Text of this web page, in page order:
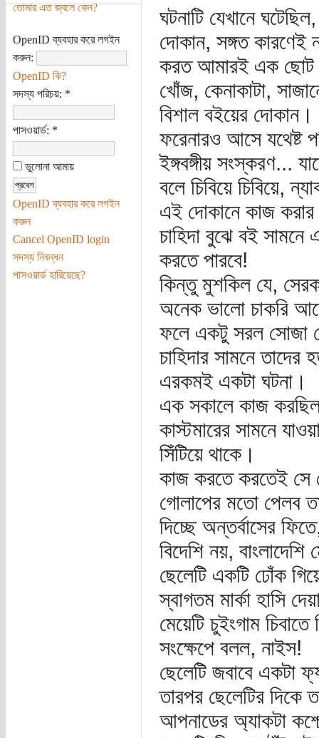
তোমার এত জ্বলে কেন?
OpenID ব্যবহার করে লগইন
করুন:
OpenID কি?
সদস্য পরিচয়: *
পাসওয়ার্ড: *
ভুলোনা আমায়
OpenID ব্যবহার করে লগইন
করুন
Cancel OpenID login
সদস্য নিবন্ধন
পাসওয়ার্ড হারিয়েছে?
ঘটনাটি যেখানে
দোকান, সঙ্গত কারণেই
করত আমারই এক ছোট
খোঁজ, কেনাকাটা,
বিশাল বইয়ের দোকান।
ফরেনারও আসে যথেষ্ট
ইঙ্গবঙ্গীয় সংস্করণ...
বলে চিবিয়ে চিবিয়ে,
এই দোকানে কাজ করার
চাহিদা বুঝে বই
করতে পারবে!
কিন্তু মুশকিল যে,
অনেক ভালো চাকরি
ফলে একটু সরল সোজা
চাহিদার সামনে
এরকমই একটা ঘটনা।
এক সকালে কাজ
কাস্টমারের সামনে
সিঁটিয়ে থাকে।
কাজ করতে করতেই সে
গোলাপের মতো পেলব
দিচ্ছে অন্তর্বাসের
বিদেশি নয়, বাংলাদেশি
ছেলেটি একটি ঢোঁক
স্বাগতম মার্কা হাসি
মেয়েটি চুইংগাম
সংক্ষেপে বলল, নাইস!
ছেলেটি জবাবে একটা
তারপর ছেলেটির দিকে
আপনাডের অ্যাকটা